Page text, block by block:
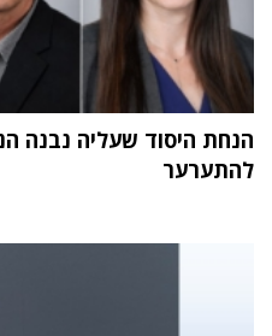
הנחת היסוד שעליה נבנה
להתערער